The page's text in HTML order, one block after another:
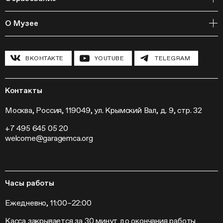
Издательская программа
Мастерские
Полевые исследования
Инклюзивные программы
Конференции
Программа «Новые медиа»
Кинопрограмма
Выставки
Слет институций современного искусства
Курсы
Циклы лекций
О Музее
Павильон «Шестигранник»
Хроника Музея «Гараж»
Новости
Пресса
Контакты
ВКОНТАКТЕ YOUTUBE TELEGRAM
Контакты
Москва, Россия, 119049, ул. Крымский Вал, д. 9, стр. 32
+7 495 645 05 20
welcome@garagemca.org
Часы работы
Ежедневно, 11:00–22:00
Касса закрывается за 30 минут до окончания работы